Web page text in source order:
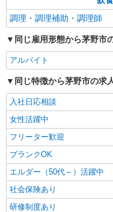
調理・調理補助・調理師
同じ雇用形態から茅野市
アルバイト
同じ特徴から茅野市の求
入社日応相談
女性活躍中
フリーター歓迎
ブランクOK
エルダー（50代～）活躍中
社会保険あり
研修制度あり